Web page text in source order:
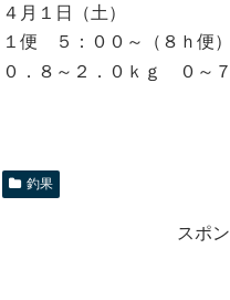
４月１日（土）
１便 ５：００～（８ｈ便
０．８～２．０ｋｇ ０～
釣果
スポ